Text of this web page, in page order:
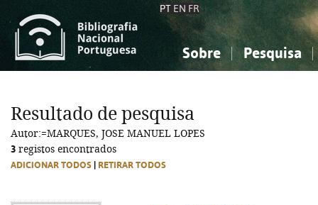
PT EN FR
Sobre Pesquisa
Ciências sociais...
Ciências sociais...
Resultado de pesquisa
Autor:=MARQUES, JOSE MANUEL LOPES
3 registos encontrados
ADICIONAR TODOS RETIRAR TODOS